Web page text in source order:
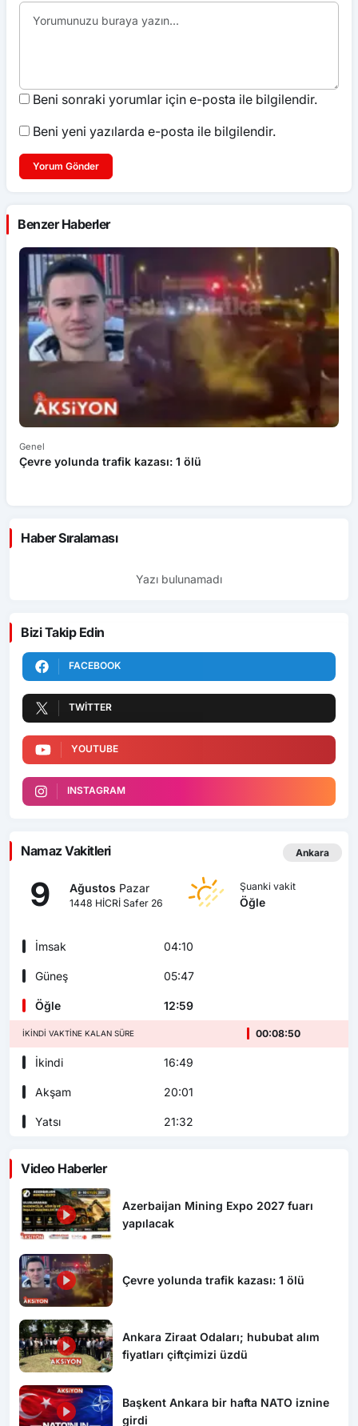
Beni sonraki yorumlar için e-posta ile bilgilendir.
Beni yeni yazılarda e-posta ile bilgilendir.
Yorum Gönder
Benzer Haberler
Genel
Çevre yolunda trafik kazası: 1 ölü
Haber Sıralaması
Yazı bulunamadı
Bizi Takip Edin
FACEBOOK
TWITTER
YOUTUBE
INSTAGRAM
Namaz Vakitleri Ankara
9 Ağustos Pazar
1448 HİCRİ Safer 26
Şuanki vakit
Öğle
İmsak 04:10
Güneş 05:47
Öğle 12:59
İKINDI VAKTINE KALAN SÜRE 00:08:49
İkindi 16:49
Akşam 20:01
Yatsı 21:32
Video Haberler
Azerbaijan Mining Expo 2027 fuarı
yapılacak
Çevre yolunda trafik kazası: 1 ölü
Ankara Ziraat Odaları; hububat alım
fiyatları çiftçimizi üzdü
Başkent Ankara bir hafta NATO iznine
girdi